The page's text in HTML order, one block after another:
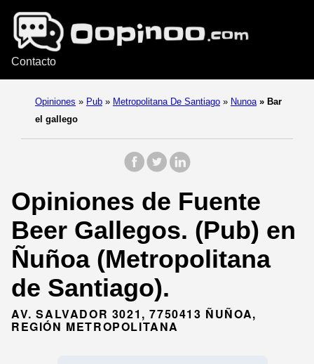
Contacto
Opiniones » Pub » Metropolitana De Santiago » Nunoa » Bar
el gallego
Opiniones de Fuente
Beer Gallegos. (Pub) en
Ñuñoa (Metropolitana
de Santiago).
AV. SALVADOR 3021, 7750413 ÑUÑOA,
REGIÓN METROPOLITANA